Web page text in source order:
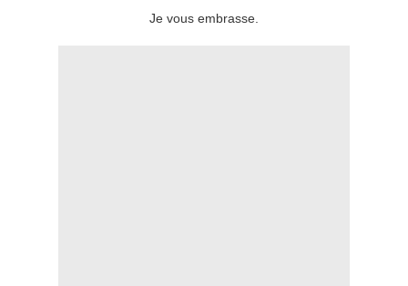
Je vous embrasse.